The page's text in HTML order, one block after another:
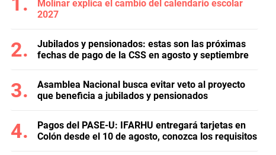
Molinar explica el cambio del calendario escolar
2027
Jubilados y pensionados: estas son las próximas
fechas de pago de la CSS en agosto y septiembre
Asamblea Nacional busca evitar veto al proyecto
que beneficia a jubilados y pensionados
Pagos del PASE-U: IFARHU entregará tarjetas en
Colón desde el 10 de agosto, conozca los requisitos